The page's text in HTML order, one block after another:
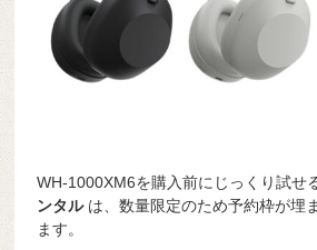
WH-1000XM6を購入前にじっくり試せ
ンタルは、数量限定のため予約枠が埋
ます。